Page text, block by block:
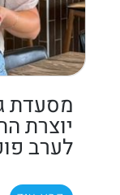
מסעדת
יוצרת
לערב